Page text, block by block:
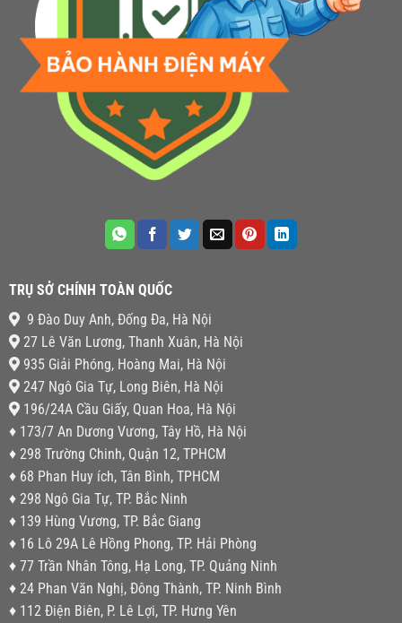
TRỤ SỞ CHÍNH TOÀN QUỐC
9 Đào Duy Anh, Đống Đa, Hà Nội
27 Lê Văn Lương, Thanh Xuân, Hà Nội
935 Giải Phóng, Hoàng Mai, Hà Nội
247 Ngô Gia Tự, Long Biên, Hà Nội
196/24A Cầu Giấy, Quan Hoa, Hà Nội
♦ 173/7 An Dương Vương, Tây Hồ, Hà Nội
♦ 298 Trường Chinh, Quận 12, TPHCM
♦ 68 Phan Huy ích, Tân Bình, TPHCM
♦ 298 Ngô Gia Tự, TP. Bắc Ninh
♦ 139 Hùng Vương, TP. Bắc Giang
♦ 16 Lô 29A Lê Hồng Phong, TP. Hải Phòng
♦ 77 Trần Nhân Tông, Hạ Long, TP. Quảng Ninh
♦ 24 Phan Văn Nghị, Đông Thành, TP. Ninh Bình
♦ 112 Điện Biên, P. Lê Lợi, TP. Hưng Yên